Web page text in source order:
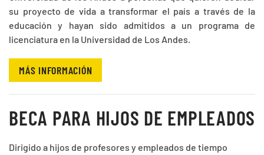
su proyecto de vida a transformar el país a través de la
educación y hayan sido admitidos a un programa de
licenciatura en la Universidad de Los Andes.
MÁS INFORMACIÓN
BECA PARA HIJOS DE EMPLEADOS
Dirigido a hijos de profesores y empleados de tiempo